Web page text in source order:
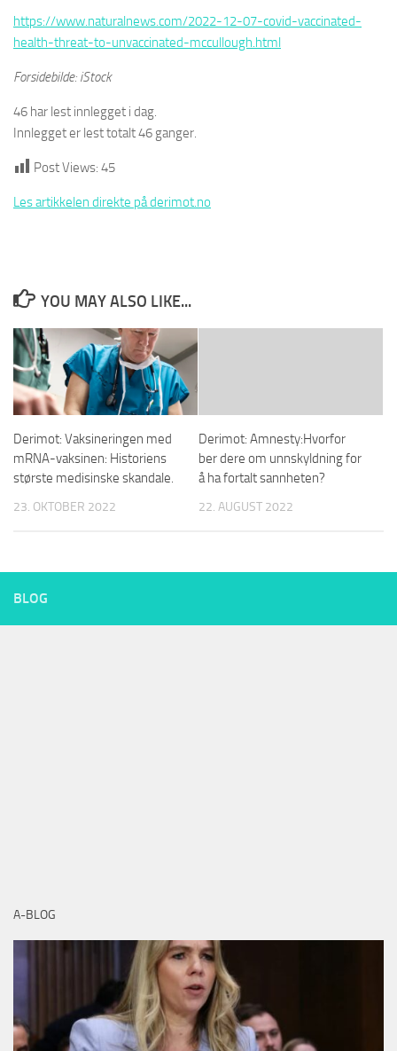
https://www.naturalnews.com/2022-12-07-covid-vaccinated-
health-threat-to-unvaccinated-mccullough.html
Forsidebilde: iStock
46 har lest innlegget i dag.
Innlegget er lest totalt 46 ganger.
Post Views: 45
Les artikkelen direkte på derimot.no
YOU MAY ALSO LIKE...
Derimot: Vaksineringen med
mRNA-vaksinen: Historiens
største medisinske skandale.
23. OKTOBER 2022
Derimot: Amnesty:Hvorfor
ber dere om unnskyldning for
å ha fortalt sannheten?
22. AUGUST 2022
BLOG
A-BLOG